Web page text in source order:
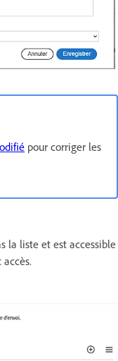
pour corriger les
la liste et est accessible